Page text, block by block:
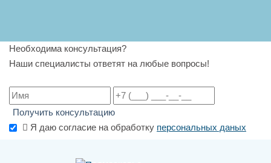
Необходима консультация?
Наши специалисты ответят на любые вопросы!
Получить консультацию
Я даю согласие на обработку персональных даных